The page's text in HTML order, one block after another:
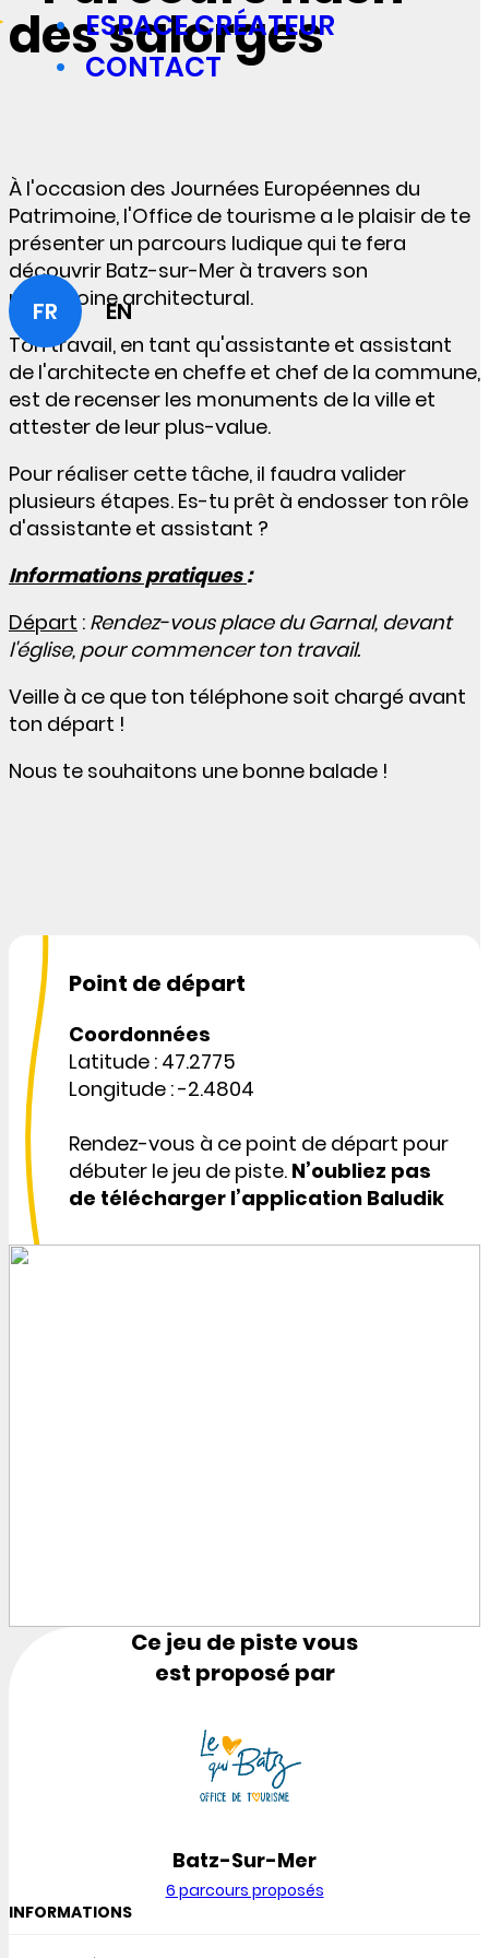
ESPACE CRÉATEUR
CONTACT
FR EN
des salorges
À l'occasion des Journées Européennes du
Patrimoine, l'Office de tourisme a le plaisir de te
présenter un parcours ludique qui te fera
découvrir Batz-sur-Mer à travers son
patrimoine architectural.
Ton travail, en tant qu'assistante et assistant
de l'architecte en cheffe et chef de la commune,
est de recenser les monuments de la ville et
attester de leur plus-value.
Pour réaliser cette tâche, il faudra valider
plusieurs étapes. Es-tu prêt à endosser ton rôle
d'assistante et assistant ?
Informations pratiques:
Départ : Rendez-vous place du Garnal, devant
l'église, pour commencer ton travail.
Veille à ce que ton téléphone soit chargé avant
ton départ !
Nous te souhaitons une bonne balade !
Point de départ
Coordonnées
Latitude : 47.2775
Longitude : -2.4804
Rendez-vous à ce point de départ pour
débuter le jeu de piste. N’oubliez pas
de télécharger l’application Baludik
Ce jeu de piste vous
est proposé par
Batz-Sur-Mer
6 parcours proposés
INFORMATIONS